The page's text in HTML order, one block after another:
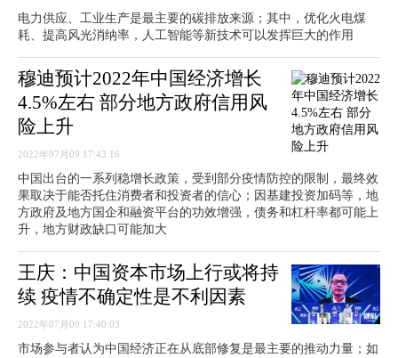
电力供应、工业生产是最主要的碳排放来源；其中，优化火电煤
耗、提高风光消纳率，人工智能等新技术可以发挥巨大的作用
穆迪预计2022年中国经济增长
4.5%左右 部分地方政府信用风
险上升
2022年07月09 17:43:16
中国出台的一系列稳增长政策，受到部分疫情防控的限制，最终效
果取决于能否托住消费者和投资者的信心；因基建投资加码等，地
方政府及地方国企和融资平台的功效增强，债务和杠杆率都可能上
升，地方财政缺口可能加大
王庆：中国资本市场上行或将持
续 疫情不确定性是不利因素
2022年07月09 17:40:03
市场参与者认为中国经济正在从底部修复是最主要的推动力量；如